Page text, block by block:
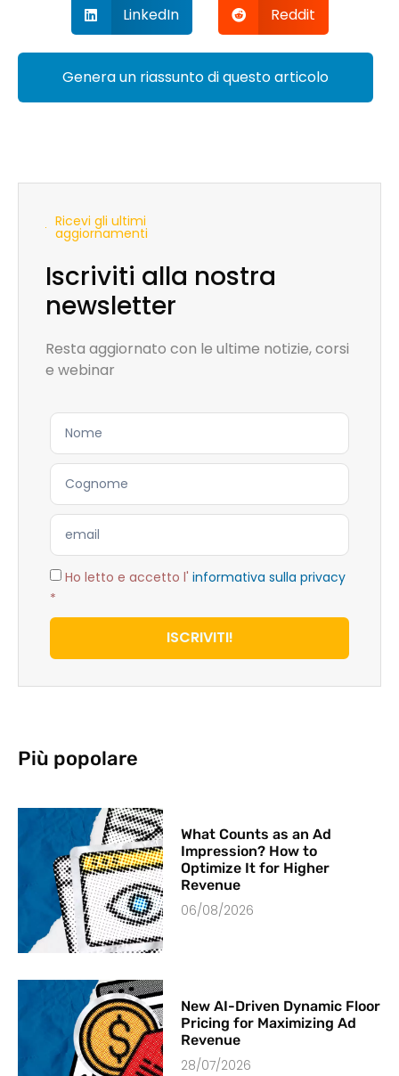
LinkedIn Reddit
Genera un riassunto di questo articolo
Ricevi gli ultimi
aggiornamenti
Iscriviti alla nostra
newsletter
Resta aggiornato con le ultime notizie, corsi
e webinar
Ho letto e accetto l' informativa sulla privacy
*
ISCRIVITI!
Più popolare
What Counts as an Ad
Impression? How to
Optimize It for Higher
Revenue
06/08/2026
New AI-Driven Dynamic Floor
Pricing for Maximizing Ad
Revenue
28/07/2026